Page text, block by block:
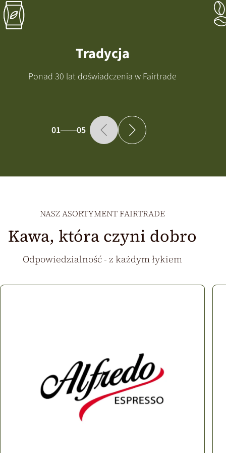
Tradycja
Ponad 30 lat doświadczenia w Fairtrade
01 05
NASZ ASORTYMENT FAIRTRADE
Kawa, która czyni dobro
Odpowiedzialność - z każdym łykiem